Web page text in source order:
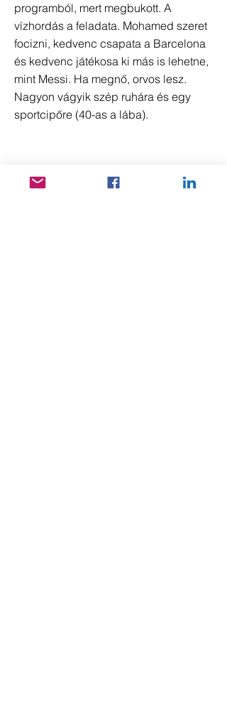
programból, mert megbukott. A
vízhordás a feladata. Mohamed szeret
focizni, kedvenc csapata a Barcelona
és kedvenc játékosa ki más is lehetne,
mint Messi. Ha megnő, orvos lesz.
Nagyon vágyik szép ruhára és egy
sportcipőre (40-as a lába).